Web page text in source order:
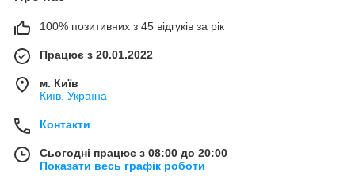
100% позитивних з 45 відгуків за рік
Працює з 20.01.2022
м. Київ
Київ, Україна
Контакти
Сьогодні працює з 08:00 до 20:00
Показати весь графік роботи